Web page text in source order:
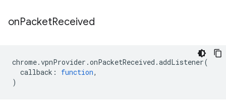
onPacketReceived
chrome.vpnProvider .onPacketReceived .addListener(
callback : function,
)